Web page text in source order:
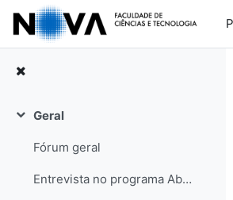
Ir para o conteúdo principal
Contrair
Geral
Fórum geral
Entrevista no programa Abraço de Domingo (RDP internacional)